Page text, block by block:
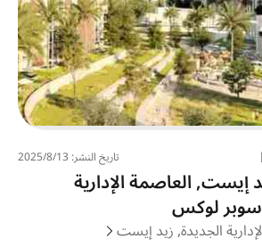
تاريخ النشر: 13‏‏/8‏‏/2025
إيست, العاصمة الإدارية
سوبر لوكس
الجديدة, زيد إيست